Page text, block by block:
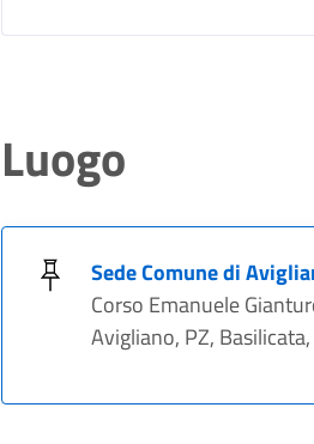
Luogo
Sede Comune di
Corso Emanuele
Avigliano, PZ,